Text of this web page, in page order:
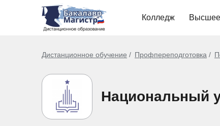
Колледж Высшее
Дистанционное обучение Профпереподготовка
Национальный